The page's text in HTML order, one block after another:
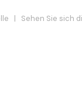
| Sehen Sie sich